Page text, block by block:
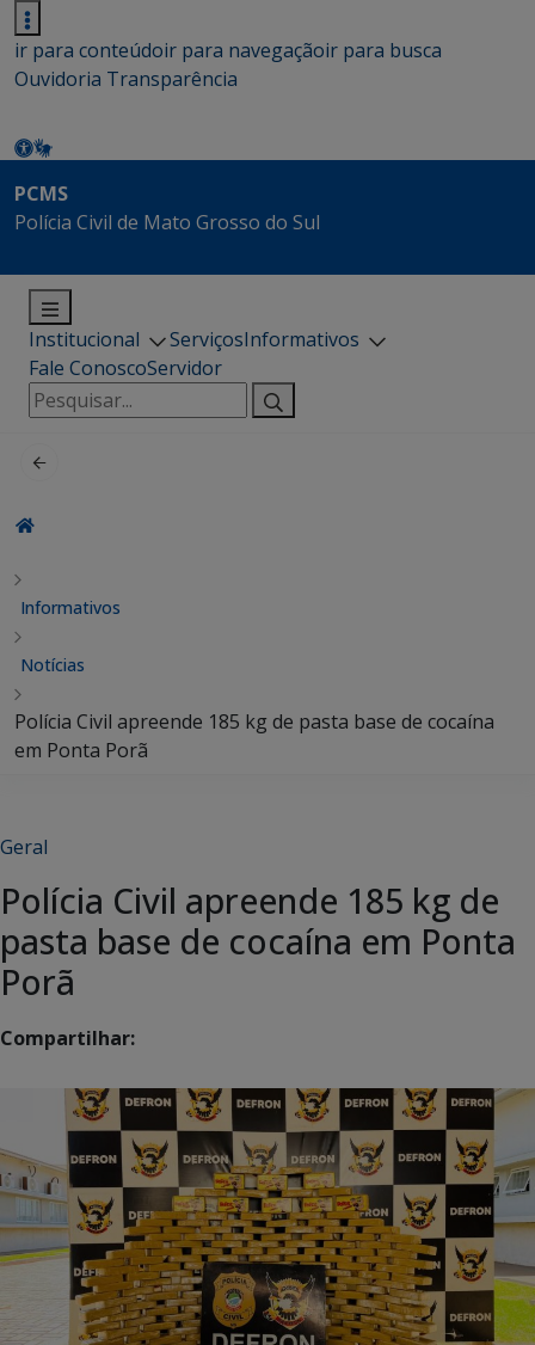
ir para conteúdoir para navegaçãoir para busca
Ouvidoria Transparência
PCMS
Polícia Civil de Mato Grosso do Sul
Institucional ServiçosInformativos
Fale ConoscoServidor
Pesquisar
por:
Informativos
Notícias
Polícia Civil apreende 185 kg de pasta base de cocaína
em Ponta Porã
Geral
Polícia Civil apreende 185 kg de
pasta base de cocaína em Ponta
Porã
Compartilhar: